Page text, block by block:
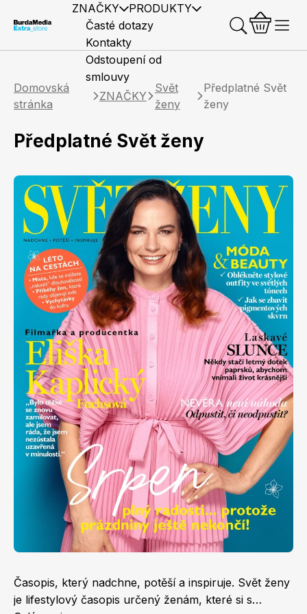
ZNAČKY PRODUKTY
Marianne
Apetit
Svět ženy
Burda Style
Elle Decoration
Marianne Bydlení
Marianne Venkov & styl
Předplatné časopisů
Knihy Merch
Časté dotazy
Kontakty
Odstoupení od
smlouvy
Domovská
stránka
ZNAČKY
Svět
ženy
Předplatné Svět
ženy
Předplatné Svět ženy
Časopis, který nadchne, potěší a inspiruje. Svět ženy
je lifestylový časopis určený ženám, které si s